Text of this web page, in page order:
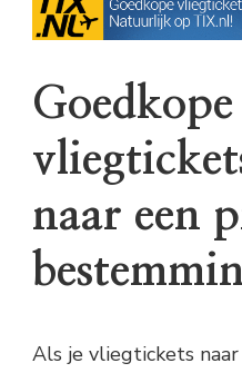
Goedkope
naar een
Als je vliegtickets